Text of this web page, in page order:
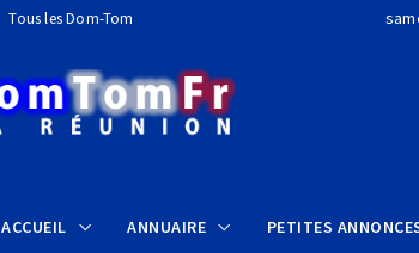
Tous les Dom-Tom
ACCUEIL ANNUAIRE PETITES